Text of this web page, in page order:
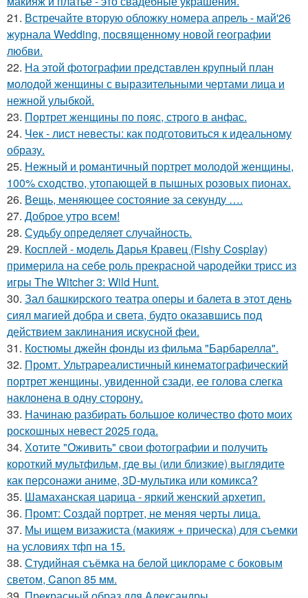
21. Встречайте вторую обложку номера апрель - май'26
журнала Wedding, посвященному новой географии
любви.
22. На этой фотографии представлен крупный план
молодой женщины с выразительными чертами лица и
нежной улыбкой.
23. Портрет женщины по пояс, строго в анфас.
24. Чек - лист невесты: как подготовиться к идеальному
образу.
25. Нежный и романтичный портрет молодой женщины,
100% сходство, утопающей в пышных розовых пионах.
26. Вещь, меняющее состояние за секунду ….
27. Доброе утро всем!
28. Судьбу определяет случайность.
29. Косплей - модель Дарья Кравец (Fishy Cosplay)
примерила на себе роль прекрасной чародейки трисс из
игры The Witcher 3: Wild Hunt.
30. Зал башкирского театра оперы и балета в этот день
сиял магией добра и света, будто оказавшись под
действием заклинания искусной феи.
31. Костюмы джейн фонды из фильма "Барбарелла".
32. Промт. Ультрареалистичный кинематографический
портрет женщины, увиденной сзади, ее голова слегка
наклонена в одну сторону.
33. Начинаю разбирать большое количество фото моих
роскошных невест 2025 года.
34. Хотите "Оживить" свои фотографии и получить
короткий мультфильм, где вы (или близкие) выглядите
как персонажи аниме, 3D-мультика или комикса?
35. Шамаханская царица - яркий женский архетип.
36. Промт: Создай портрет, не меняя черты лица.
37. Мы ищем визажиста (макияж + прическа) для съемки
на условиях тфп на 15.
38. Студийная съёмка на белой циклораме с боковым
светом, Canon 85 мм.